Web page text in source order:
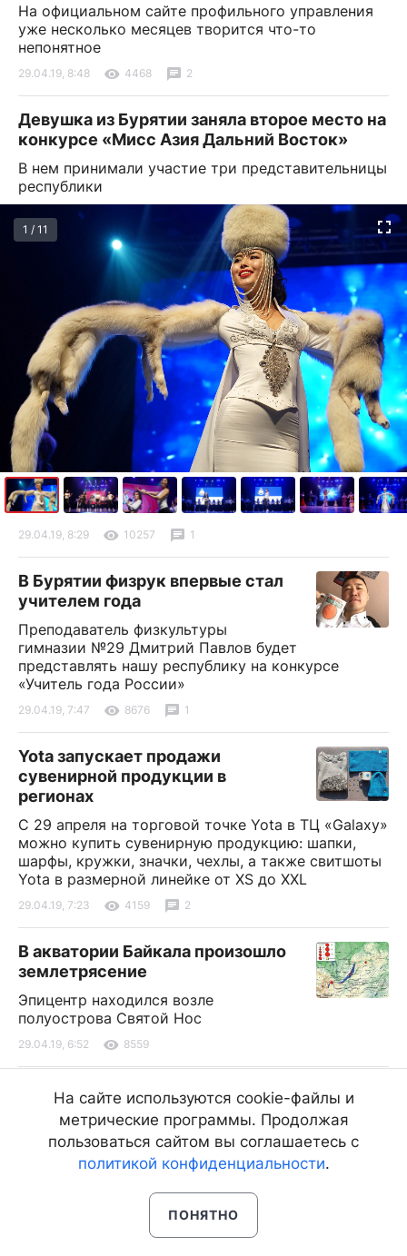
На официальном сайте профильного управления
уже несколько месяцев творится что-то
непонятное
29.04.19, 8:48 4468 2
Девушка из Бурятии заняла второе место на
конкурсе «Мисс Азия Дальний Восток»
В нем принимали участие три представительницы
республики
1 / 11
29.04.19, 8:29 10257 1
В Бурятии физрук впервые стал
учителем года
Преподаватель физкультуры
гимназии №29 Дмитрий Павлов будет
представлять нашу республику на конкурсе
«Учитель года России»
29.04.19, 7:47 8676 1
Yota запускает продажи
сувенирной продукции в
регионах
С 29 апреля на торговой точке Yota в ТЦ «Galaxy»
можно купить сувенирную продукцию: шапки,
шарфы, кружки, значки, чехлы, а также свитшоты
Yota в размерной линейке от XS до XXL
29.04.19, 7:23 4159 2
В акватории Байкала произошло
землетрясение
Эпицентр находился возле
полуострова Святой Нос
29.04.19, 6:52 8559
«Калмыки особо обидами не
мучаются»
Завершение интервью с известным
калмыцким блогером и историком Лари
Илишкиным
18393
На сайте используются cookie-файлы и
метрические программы. Продолжая
пользоваться сайтом вы соглашаетесь с
политикой конфиденциальности.
ПОНЯТНО